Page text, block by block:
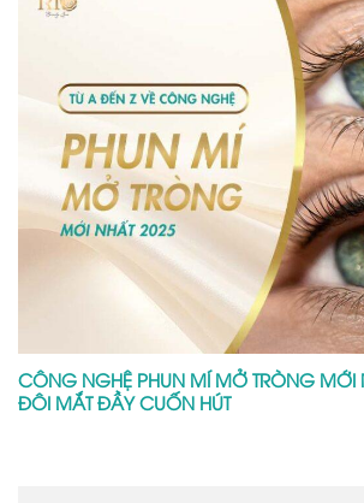
CÔNG NGHỆ PHUN MÍ MỞ TRÒNG MỚI
ĐÔI MẮT ĐẦY CUỐN HÚT